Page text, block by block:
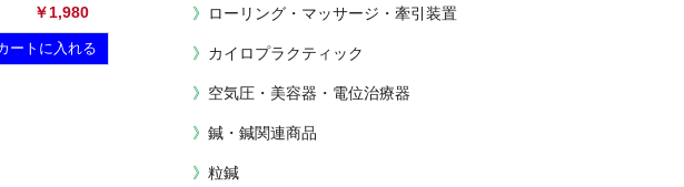
￥1,980 ローリング・マッサージ・牽引装置
カイロプラクティック
空気圧・美容器・電位治療器
鍼・鍼関連商品
粒鍼